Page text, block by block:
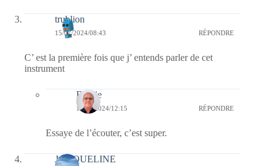
trublion
15/07/2024/08:43 RÉPONDRE
C’ est la première fois que j’ entends parler de cet
instrument
Bernie
18/07/2024/12:15 RÉPONDRE
Essaye de l’écouter, c’est super.
JACQUELINE